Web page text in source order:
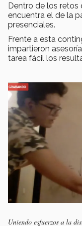
Dentro de los retos
encuentra el de la
presenciales.
Frente a esta
impartieron
tarea fácil los
Uniendo esfuerzos a la